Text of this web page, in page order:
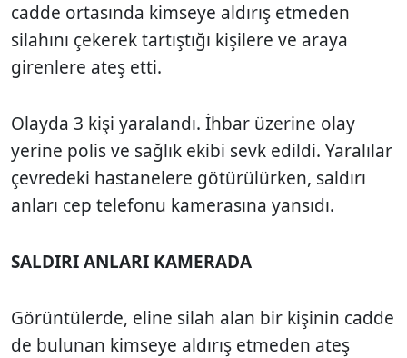
cadde ortasında kimseye aldırış etmeden
silahını çekerek tartıştığı kişilere ve araya
girenlere ateş etti.
Olayda 3 kişi yaralandı. İhbar üzerine olay
yerine polis ve sağlık ekibi sevk edildi. Yaralılar
çevredeki hastanelere götürülürken, saldırı
anları cep telefonu kamerasına yansıdı.
SALDIRI ANLARI KAMERADA
Görüntülerde, eline silah alan bir kişinin cadde
de bulunan kimseye aldırış etmeden ateş